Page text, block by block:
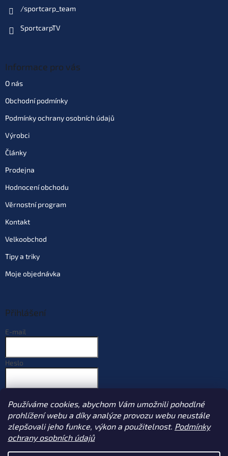
Používáme cookies, abychom Vám umožnili pohodlné
prohlížení webu a díky analýze provozu webu neustále
zlepšovali jeho funkce, výkon a použitelnost. Podmínky
ochrany osobních údajů
/sportcarp_team
SportcarpTV
Informace pro vás
O nás
Obchodní podmínky
Podmínky ochrany osobních údajů
Výrobci
Články
Prodejna
Hodnocení obchodu
Věrnostní program
Kontakt
Velkoobchod
Tipy a triky
Moje objednávka
Přihlášení
E-mail
Heslo
Nová registrace
Zapomenuté heslo